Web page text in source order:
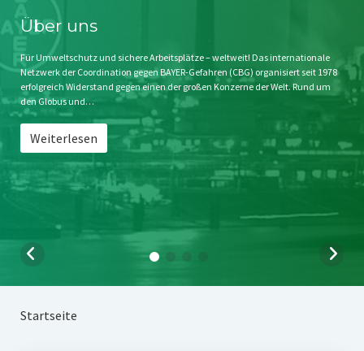
Impressum
Störfälle
Stichwort BAYER
Jahrestagung
SPENDEN
Über uns
Für Umweltschutz und sichere Arbeitsplätze – weltweit! Das internationale
Netzwerk der Coordination gegen BAYER-Gefahren (CBG) organisiert seit 1978
erfolgreich Widerstand gegen einen der großen Konzerne der Welt. Rund um
den Globus und…
Weiterlesen
Startseite